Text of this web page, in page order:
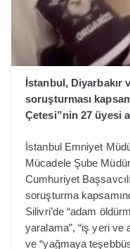
İstanbul, Diyarbakır
soruşturması
Çetesi”nin 27 üyesi
İstanbul Emniyet
Mücadele Şube
Cumhuriyet
soruşturma
Silivri’de “adam
yaralama”, “iş yeri ve
ve “yağmaya